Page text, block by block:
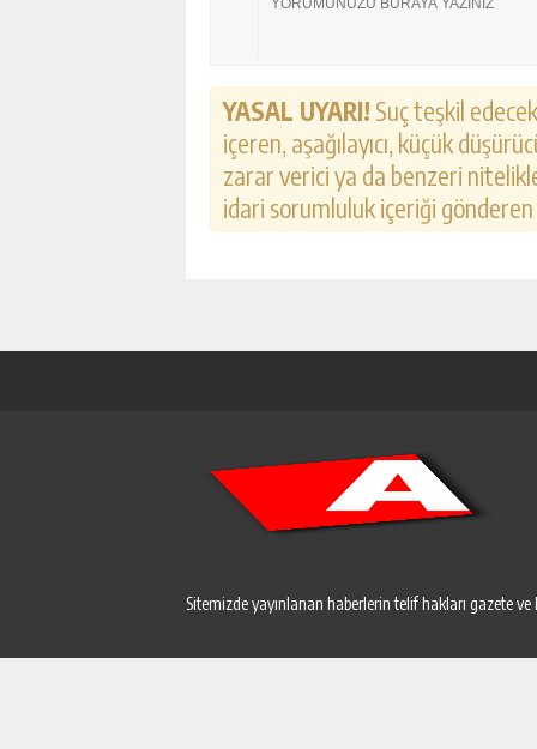
YASAL UYARI! Suç teşkil
içeren, aşağılayıcı, küçük
zarar verici ya da benzeri
idari sorumluluk içeriği
Sitemizde yayınlanan haberlerin telif hakları gazete